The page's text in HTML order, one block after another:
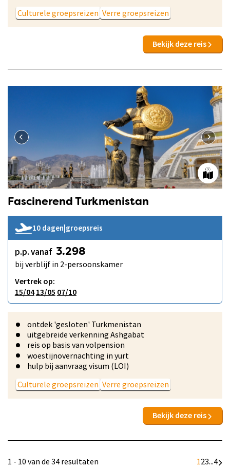
Culturele groepsreizen Verre groepsreizen
Bekijk deze reis
Fascinerend Turkmenistan
10 dagen|groepsreis
p.p. vanaf 3.298
bij verblijf in 2-persoonskamer
Vertrek op:
15/04 13/05 07/10
ontdek 'gesloten' Turkmenistan
uitgebreide verkenning Ashgabat
reis op basis van volpension
woestijnovernachting in yurt
hulp bij aanvraag visum (LOI)
Culturele groepsreizen Verre groepsreizen
Bekijk deze reis
1 - 10 van de 34 resultaten 123...4